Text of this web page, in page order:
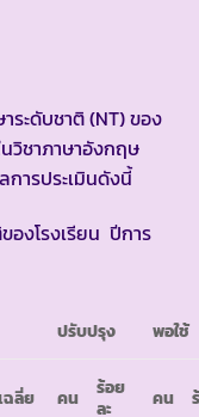
ระดับชาติ (NT) ของ
วิชาภาษาอังกฤษ
ารประเมินดังนี้
องโรงเรียน ปีการ
ปรับปรุง พอใช้
ฉลี่ย คน
ร้อย
ละ
คน